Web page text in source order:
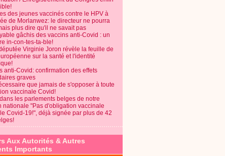
des jeunes vaccinés contre le HPV à
de Morlanwez: le directeur ne pourra
plus dire qu'il ne savait pas
gâchis des vaccins anti-Covid : un
in-con-tes-ta-ble!
Virginie Joron révèle la feuille de
sur la santé et l'identité
anti-Covid: confirmation des effets
graves
que jamais de s'opposer à toute
vaccinale Covid!
les parlements belges de notre
nationale "Pas d'obligation vaccinale
Covid-19!", déjà signée par plus de 42
Aux Autorités & Autres
Importants